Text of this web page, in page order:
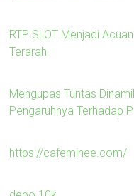
RTP SLOT Menjadi
Terarah
Mengupas Tuntas
Pengaruhnya Terhadap
https://cafeminee.com/